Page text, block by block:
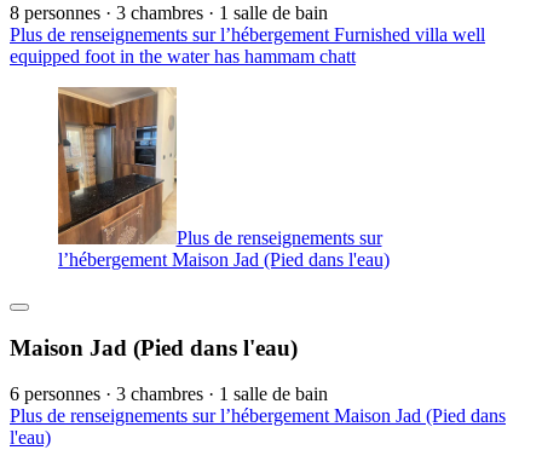
8 personnes · 3 chambres · 1 salle de bain
Plus de renseignements sur l’hébergement Furnished villa well
equipped foot in the water has hammam chatt
Plus de renseignements sur
l’hébergement Maison Jad (Pied dans l'eau)
Maison Jad (Pied dans l'eau)
6 personnes · 3 chambres · 1 salle de bain
Plus de renseignements sur l’hébergement Maison Jad (Pied dans
l'eau)